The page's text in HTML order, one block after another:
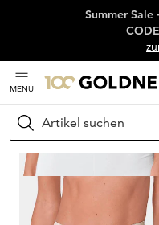
ÜberspringeSummer Sale
MENU
Suchen
Wäsche